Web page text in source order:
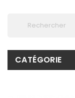
CATÉGORIE